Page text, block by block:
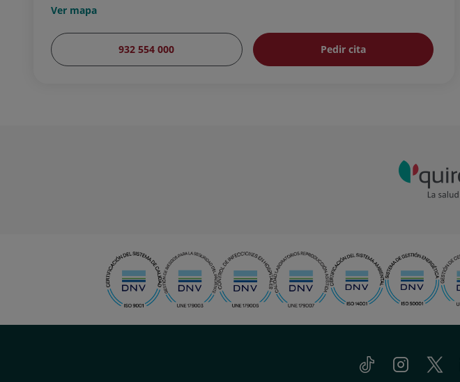
Ver mapa
932 554 000 Pedir cita
Tiktok InstagramTwitter